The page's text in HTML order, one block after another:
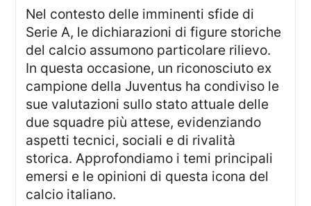
Nel contesto delle imminenti sfide di
Serie A, le dichiarazioni di figure storiche
del calcio assumono particolare rilievo.
In questa occasione, un riconosciuto ex
campione della Juventus ha condiviso le
sue valutazioni sullo stato attuale delle
due squadre più attese, evidenziando
aspetti tecnici, sociali e di rivalità
storica. Approfondiamo i temi principali
emersi e le opinioni di questa icona del
calcio italiano.